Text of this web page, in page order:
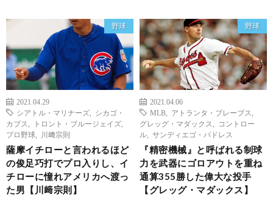
野球
2021.04.29
シアトル・マリナーズ
シカゴ・
カブス
トロント・ブルージェイズ
プロ野球
川﨑宗則
薩摩イチローと言われるほど
の俊足巧打でプロ入りし、イ
チローに憧れアメリカへ渡っ
た男【川﨑宗則】
野球
2021.04.06
MLB
アトランタ・ブレーブス
グレッグ・マダックス
コントロー
ル
サンディエゴ・パドレス
『精密機械』と呼ばれる制球
力を武器にゴロアウトを重ね
通算355勝した偉大な投手
【グレッグ・マダックス】